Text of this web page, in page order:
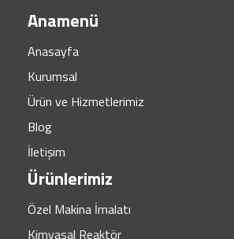
Anamenü
Anasayfa
Kurumsal
Ürün ve Hizmetlerimiz
Blog
İletişim
Ürünlerimiz
Özel Makina İmalatı
Kimyasal Reaktör